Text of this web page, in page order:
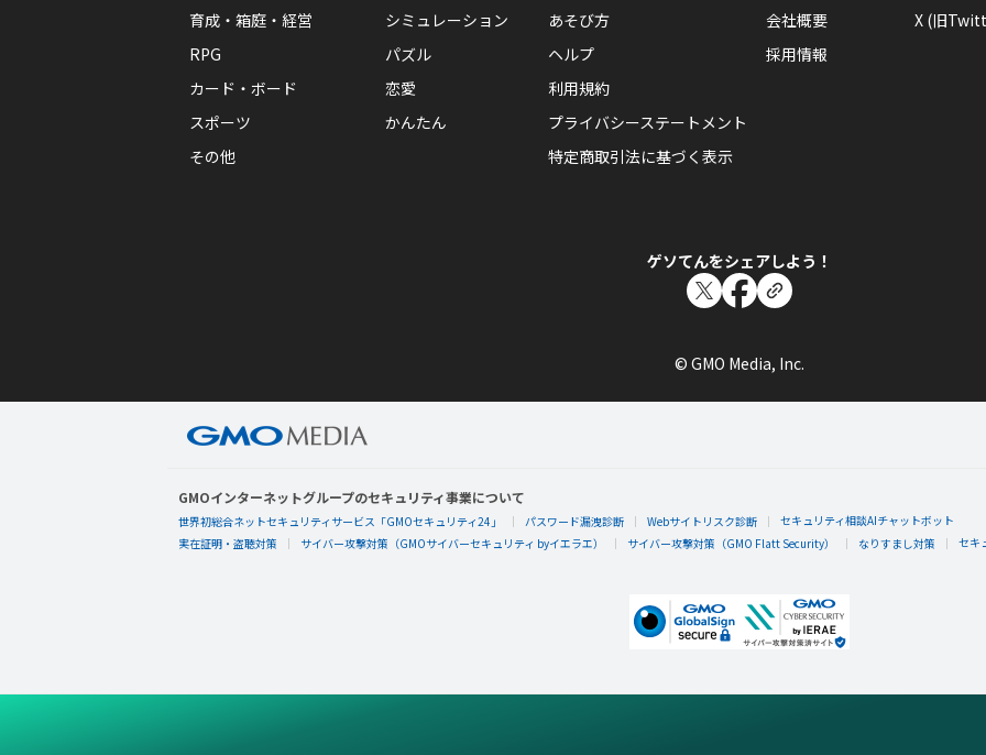
育成・箱庭・経営
シミュレーション
RPG
パズル
カード・ボード
恋愛
スポーツ
かんたん
その他
あそび方
ヘルプ
利用規約
プライバシーステートメント
特定商取引法に基づく表示
会社概要
採用情報
X (旧
ゲソてんをシェアしよう！
© GMO Media, Inc.
GMOインターネットグループのセキュリティ事業について
世界初総合ネットセキュリティサービス「GMOセキュリティ24」 パスワード漏洩診断 Webサイトリスク診断
セキュリティ相談AIチャットボット
実在証明・盗聴対策
サイバー攻撃対策（GMOサイバーセキュリティ byイエラエ） サイバー攻撃対策（GMO Flatt Security） なりすまし対策 セキ